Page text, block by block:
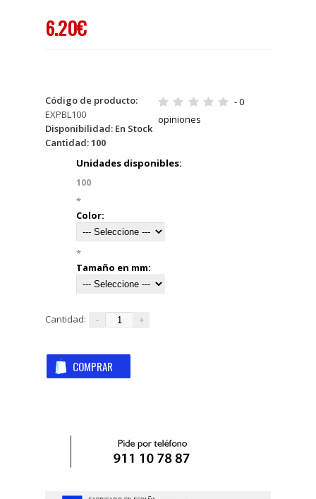
6.20€
Código de producto:
EXPBL100
Disponibilidad: En Stock
Cantidad:100
- 0
opiniones
Unidades disponibles:
100
*
Color:
*
Tamaño en mm:
Cantidad: